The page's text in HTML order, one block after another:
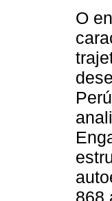
O
868